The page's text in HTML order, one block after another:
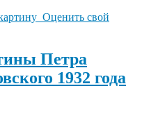
Оценить свой
Петра
1932 года